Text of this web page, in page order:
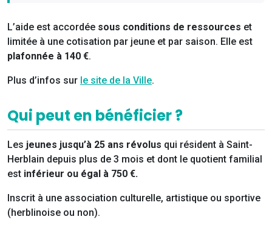
L’aide est accordée sous conditions de ressources et
limitée à une cotisation par jeune et par saison. Elle est
plafonnée à 140 €.
Plus d’infos sur le site de la Ville.
Qui peut en bénéficier ?
Les jeunes jusqu’à 25 ans révolus qui résident à Saint-
Herblain depuis plus de 3 mois et dont le quotient familial
est inférieur ou égal à 750 €.
Inscrit à une association culturelle, artistique ou sportive
(herblinoise ou non).